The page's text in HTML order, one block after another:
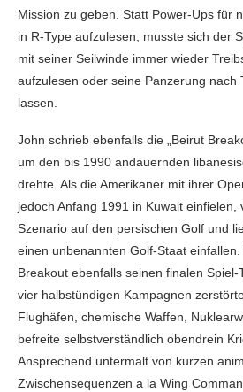
Mission zu geben. Statt Power-Ups für
in R-Type aufzulesen, musste sich der
mit seiner Seilwinde immer wieder
aufzulesen oder seine Panzerung nach
lassen.
John schrieb ebenfalls die „Beirut
um den bis 1990 andauernden
drehte. Als die Amerikaner mit ihrer
jedoch Anfang 1991 in Kuwait einfielen,
Szenario auf den persischen Golf und
einen unbenannten Golf-Staat
Breakout ebenfalls seinen finalen Spiel-
vier halbstündigen Kampagnen
Flughäfen, chemische Waffen,
befreite selbstverständlich obendrein
Ansprechend untermalt von kurzen
Zwischensequenzen a la Wing